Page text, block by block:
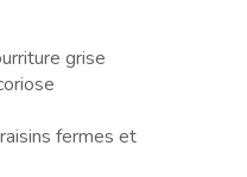
grise
fermes et